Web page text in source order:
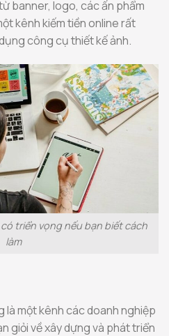
banner, logo, các ấn phẩm
kênh kiếm tiền online rất
công cụ thiết kế ảnh.
triển vọng nếu bạn biết cách
làm
một kênh các doanh nghiệp
giỏi về xây dựng và phát triển